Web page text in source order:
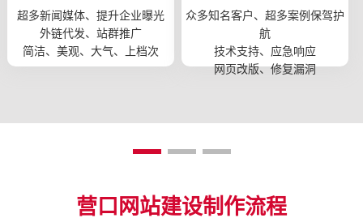
超多新闻媒体、提升企业曝光
外链代发、站群推广
简洁、美观、大气、上档次
众多知名客户、超多案例保驾护
航
技术支持、应急响应
网页改版、修复漏洞
营口网站建设制作流程